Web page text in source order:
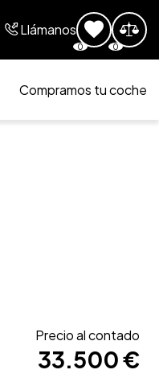
Llámanos
0 0
Compramos tu coche
Precio al contado
33.500 €